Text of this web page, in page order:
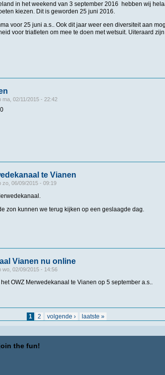
in het weekend van 3 september 2016 hebben wij
kiezen. Dit is geworden 25 juni 2016.
voor 25 juni a.s.. Ook dit jaar weer een diversiteit aan
voor triatleten om mee te doen met wetsuit. Uiteraard
dit jaar op 25 juni 2016
ma, 02/11/2015 - 22:42
Vianen
te Vianen
zo, 06/09/2015 - 09:19
zon kunnen we terug kijken op een geslaagde dag.
Merwedekanaal te Vianen
Vianen nu online
wo, 02/09/2015 - 14:56
OWZ Merwedekanaal te Vianen op 5 september a.s..
Vianen nu online
1 2 volgende › laatste »
the fun!